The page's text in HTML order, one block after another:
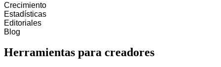
Crecimiento
Estadísticas
Editoriales
Blog
Herramientas para creadores